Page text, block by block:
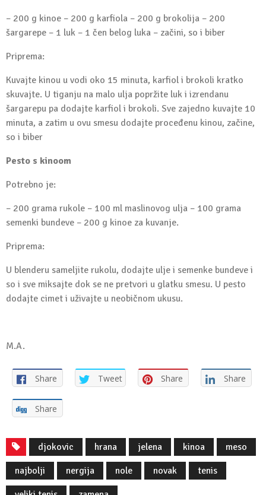
– 200 g kinoe – 200 g karfiola – 200 g brokolija – 200
šargarepe – 1 luk – 1 čen belog luka – začini, so i biber
Priprema:
Kuvajte kinou u vodi oko 15 minuta, karfiol i brokoli kratko
skuvajte. U tiganju na malo ulja popržite luk i izrendanu
šargarepu pa dodajte karfiol i brokoli. Sve zajedno kuvajte 10
minuta, a zatim u ovu smesu dodajte proceđenu kinou, začine,
so i biber
Pesto s kinoom
Potrebno je:
– 200 grama rukole – 100 ml maslinovog ulja – 100 grama
semenki bundeve – 200 g kinoe za kuvanje.
Priprema:
U blenderu sameljite rukolu, dodajte ulje i semenke bundeve i
so i sve miksajte dok se ne pretvori u glatku smesu. U pesto
dodajte cimet i uživajte u neobičnom ukusu.
M.A.
Share Tweet Share Share
Share
djokovic hrana jelena kinoa
meso
najbolji
nergija nole novak
tenis